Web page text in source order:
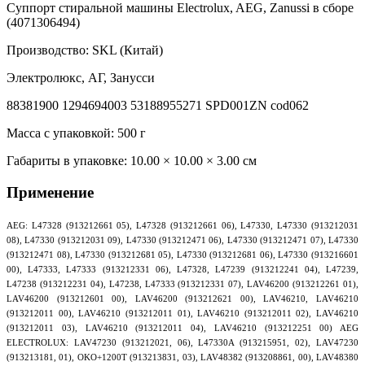
Суппорт стиральной машины Electrolux, AEG, Zanussi в сборе
(4071306494)
Производство: SKL (Китай)
Электролюкс, АГ, Занусси
88381900 1294694003 53188955271 SPD001ZN cod062
Масса с упаковкой: 500 г
Габариты в упаковке: 10.00 × 10.00 × 3.00 см
Применение
AEG: L47328 (913212661 05), L47328 (913212661 06), L47330, L47330 (913212031
08), L47330 (913212031 09), L47330 (913212471 06), L47330 (913212471 07), L47330
(913212471 08), L47330 (913212681 05), L47330 (913212681 06), L47330 (913216601
00), L47333, L47333 (913212331 06), L47328, L47239 (913212241 04), L47239,
L47238 (913212231 04), L47238, L47333 (913212331 07), LAV46200 (913212261 01),
LAV46200 (913212601 00), LAV46200 (913212621 00), LAV46210, LAV46210
(913212011 00), LAV46210 (913212011 01), LAV46210 (913212011 02), LAV46210
(913212011 03), LAV46210 (913212011 04), LAV46210 (913212251 00) AEG
ELECTROLUX: LAV47230 (913212021, 06), L47330A (913215951, 02), LAV47230
(913213181, 01), OKO+1200T (913213831, 03), LAV48382 (913208861, 00), LAV48380